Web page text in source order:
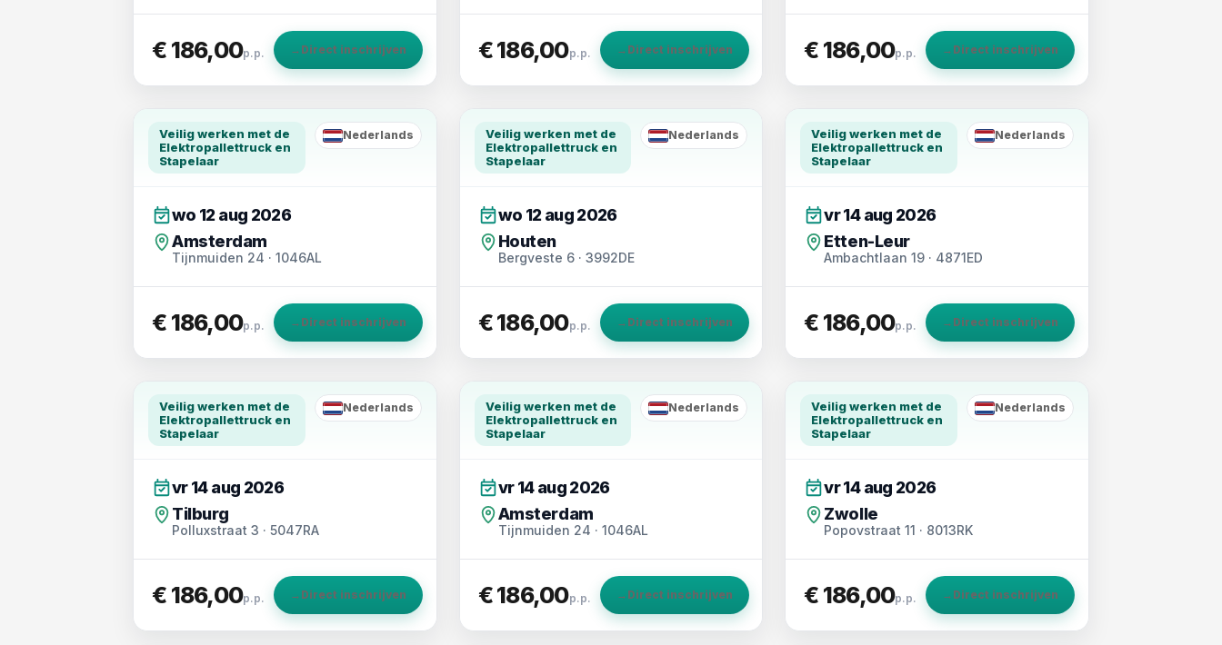
€ 186,00p.p. → Direct inschrijven € 186,00p.p. → Direct inschrijven € 186,00p.p. → Direct inschrijven
Veilig werken met de
Elektropallettruck en
Stapelaar
NL
Nederlands
wo 12 aug 2026
Amsterdam
Tijnmuiden 24 · 1046AL
€ 186,00p.p. → Direct inschrijven
Veilig werken met de
Elektropallettruck en
Stapelaar
NL
Nederlands
wo 12 aug 2026
Houten
Bergveste 6 · 3992DE
€ 186,00p.p. → Direct inschrijven
Veilig werken met de
Elektropallettruck en
Stapelaar
NL
Nederlands
vr 14 aug 2026
Etten-Leur
Ambachtlaan 19 · 4871ED
€ 186,00p.p. → Direct inschrijven
Veilig werken met de
Elektropallettruck en
Stapelaar
NL
Nederlands
vr 14 aug 2026
Tilburg
Polluxstraat 3 · 5047RA
€ 186,00p.p. → Direct inschrijven
Veilig werken met de
Elektropallettruck en
Stapelaar
NL
Nederlands
vr 14 aug 2026
Amsterdam
Tijnmuiden 24 · 1046AL
€ 186,00p.p. → Direct inschrijven
Veilig werken met de
Elektropallettruck en
Stapelaar
NL
Nederlands
vr 14 aug 2026
Zwolle
Popovstraat 11 · 8013RK
€ 186,00p.p. → Direct inschrijven